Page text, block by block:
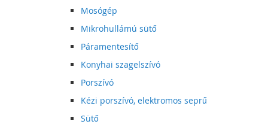
Mosógép
Mikrohullámú sütő
Páramentesítő
Konyhai szagelszívó
Porszívó
Kézi porszívó, elektromos seprű
Sütő